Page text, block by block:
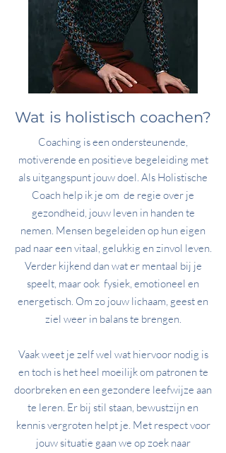
Wat is holistisch coachen?
Coaching is een ondersteunende,
motiverende en positieve begeleiding met
als uitgangspunt jouw doel. Als Holistische
Coach help ik je om de regie over je
gezondheid, jouw leven in handen te
nemen. Mensen begeleiden op hun eigen
pad naar een vitaal, gelukkig en zinvol leven.
Verder kijkend dan wat er mentaal bij je
speelt, maar ook fysiek, emotioneel en
energetisch. Om zo jouw lichaam, geest en
ziel weer in balans te brengen.
Vaak weet je zelf wel wat hiervoor nodig is
en toch is het heel moeilijk om patronen te
doorbreken en een gezondere leefwijze aan
te leren. Er bij stil staan, bewustzijn en
kennis vergroten helpt je. Met respect voor
jouw situatie gaan we op zoek naar